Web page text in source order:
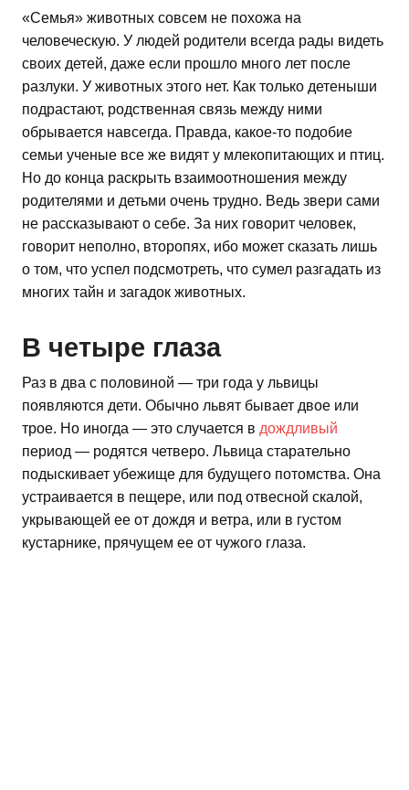
«Семья» животных совсем не похожа на
человеческую. У людей родители всегда рады видеть
своих детей, даже если прошло много лет после
разлуки. У животных этого нет. Как только детеныши
подрастают, родственная связь между ними
обрывается навсегда. Правда, какое-то подобие
семьи ученые все же видят у млекопитающих и птиц.
Но до конца раскрыть взаимоотношения между
родителями и детьми очень трудно. Ведь звери сами
не рассказывают о себе. За них говорит человек,
говорит неполно, второпях, ибо может сказать лишь
о том, что успел подсмотреть, что сумел разгадать из
многих тайн и загадок животных.
В четыре глаза
Раз в два с половиной — три года у львицы
появляются дети. Обычно львят бывает двое или
трое. Но иногда — это случается в дождливый
период — родятся четверо. Львица старательно
подыскивает убежище для будущего потомства. Она
устраивается в пещере, или под отвесной скалой,
укрывающей ее от дождя и ветра, или в густом
кустарнике, прячущем ее от чужого глаза.